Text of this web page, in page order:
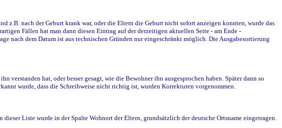
z.B. nach der Geburt krank war, oder die Eltern die Geburt nicht sofort anzeigen konnten, wurde das
Fällen hat man dann diesen Eintrag auf der derzeitigen aktuellen Seite - am Ende -
nach dem Datum ist aus technischen Gründen nur eingeschränkt möglich. Die Ausgabesortierung
hat, oder besser gesagt, wie die Bewohner ihn ausgesprochen haben. Später dann so
wurde, dass die Schreibweise nicht richtig ist, wurden Korrekturen vorgenommen.
Liste wurde in der Spalte Wohnort der Eltern, grundsätzlich der deutsche Ortsname eingetragen.